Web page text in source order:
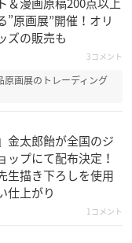
”原画展”開催！オリ
ズの販売も
3コメント
原画展のトレーディング
金太郎飴が全国のジ
ップにて配布決定！
生描き下ろしを使用
仕上がり
1コメント